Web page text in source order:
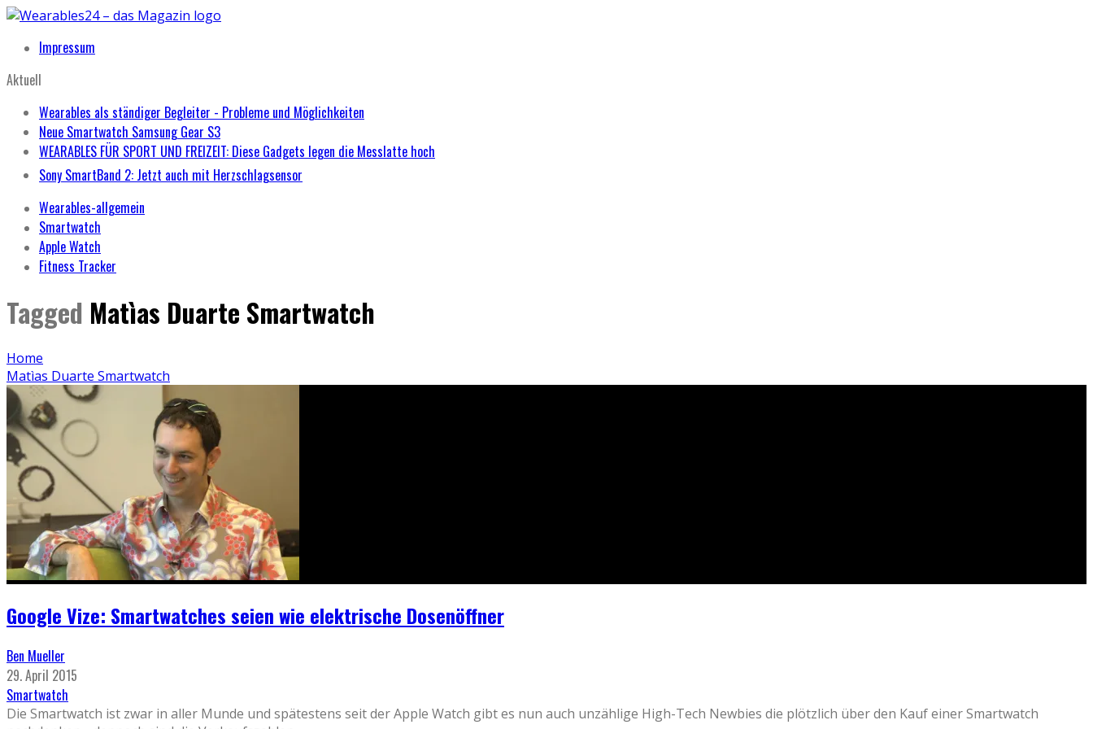
Impressum
Aktuell
Wearables als ständiger Begleiter - Probleme und Möglichkeiten
Neue Smartwatch Samsung Gear S3
WEARABLES FÜR SPORT UND FREIZEIT: Diese Gadgets legen die Messlatte hoch
Sony SmartBand 2: Jetzt auch mit Herzschlagsensor
Wearables-allgemein
Smartwatch
Apple Watch
Fitness Tracker
Tagged Matìas Duarte Smartwatch
Home
Matìas Duarte Smartwatch
Google Vize: Smartwatches seien wie elektrische Dosenöffner
Ben Mueller
29. April 2015
Smartwatch
Die Smartwatch ist zwar in aller Munde und spätestens seit der Apple Watch gibt es nun auch unzählige High-Tech Newbies die plötzlich über den Kauf einer Smartwatch